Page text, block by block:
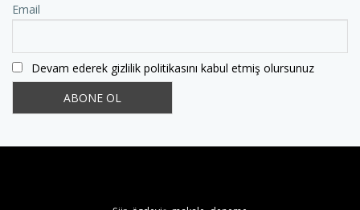
Email
Devam ederek gizlilik politikasını kabul etmiş olursunuz